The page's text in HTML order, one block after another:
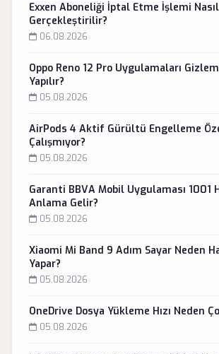
Exxen Aboneliği İptal Etme İşlemi Nasıl
Gerçekleştirilir?
06.08.2026
Oppo Reno 12 Pro Uygulamaları
Yapılır?
05.08.2026
AirPods 4 Aktif Gürültü Engelleme
Çalışmıyor?
05.08.2026
Garanti BBVA Mobil Uygulaması 1001
Anlama Gelir?
05.08.2026
Xiaomi Mi Band 9 Adım Sayar Neden
Yapar?
05.08.2026
OneDrive Dosya Yükleme Hızı Neden
05.08.2026